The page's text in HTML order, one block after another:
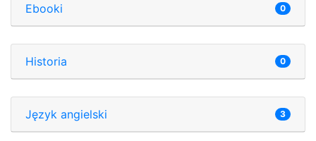
Ebooki 0
Historia 0
Język angielski 3